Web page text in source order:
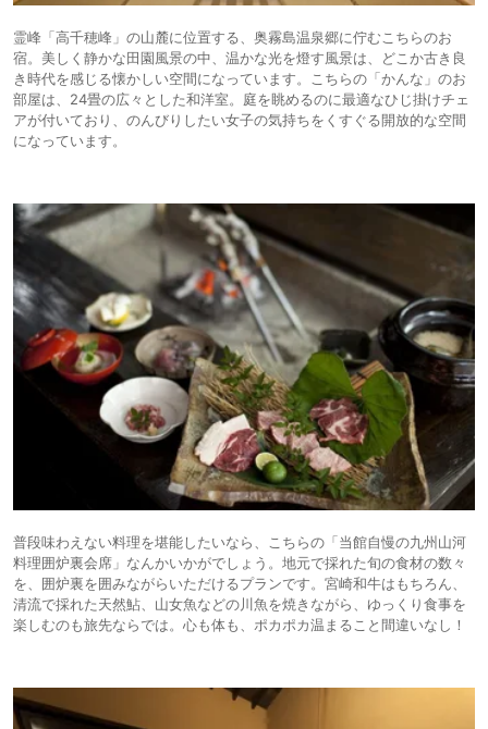
霊峰「高千穂峰」の山麓に位置する、奥霧島温泉郷に佇むこちらのお
宿。美しく静かな田園風景の中、温かな光を燈す風景は、どこか古き良
き時代を感じる懐かしい空間になっています。こちらの「かんな」のお
部屋は、24畳の広々とした和洋室。庭を眺めるのに最適なひじ掛けチェ
アが付いており、のんびりしたい女子の気持ちをくすぐる開放的な空間
になっています。
普段味わえない料理を堪能したいなら、こちらの「当館自慢の九州山河
料理囲炉裏会席」なんかいかがでしょう。地元で採れた旬の食材の数々
を、囲炉裏を囲みながらいただけるプランです。宮崎和牛はもちろん、
清流で採れた天然鮎、山女魚などの川魚を焼きながら、ゆっくり食事を
楽しむのも旅先ならでは。心も体も、ポカポカ温まること間違いなし！